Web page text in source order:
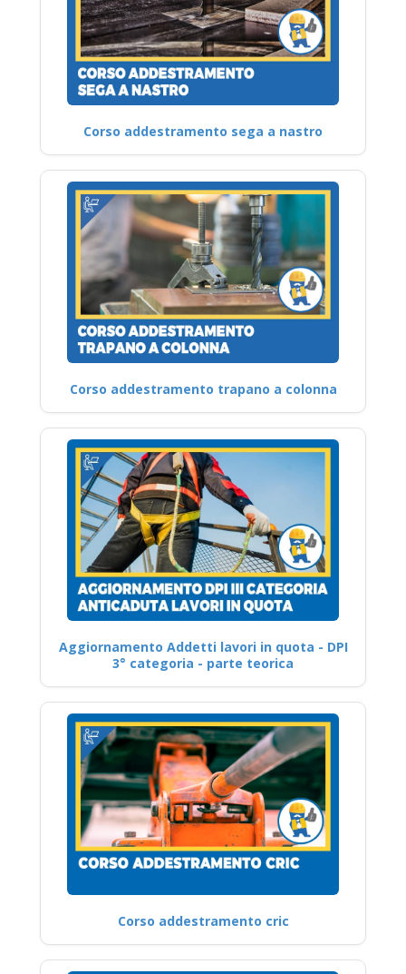
Corso addestramento sega a nastro
Corso addestramento trapano a colonna
Aggiornamento Addetti lavori in quota - DPI
3° categoria - parte teorica
Corso addestramento cric